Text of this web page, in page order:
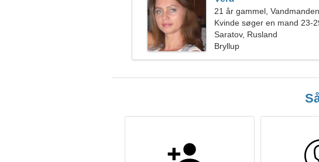
21 år gammel, Vandmanden
Kvinde søger en mand 23-
Saratov, Rusland
Bryllup